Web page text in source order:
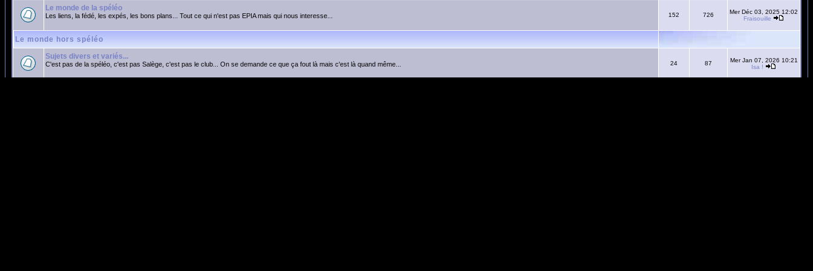
Le monde de la spéléo
Les liens, la fédé, les expés, les bons plans... Tout ce qui n'est pas EPIA mais qui nous interesse... 152 726
Mer Déc 03, 2025 12:02
Fraisouille
Le monde hors spéléo
Sujets divers et variés...
C'est pas de la spéléo, c'est pas Salège, c'est pas le club... On se demande ce que ça fout là mais c'est là quand même... 24 87
Mer Jan 07, 2026 10:21
Isa !